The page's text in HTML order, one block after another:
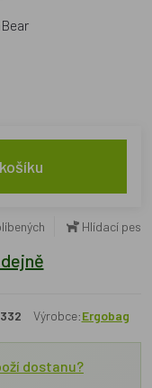
Hlídací pes
Výrobce:Ergobag
dostanu?